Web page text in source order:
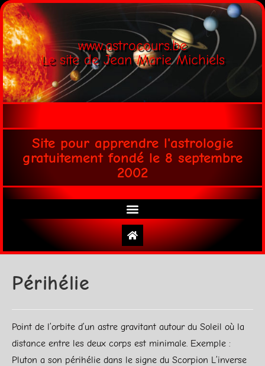
www.astrocours.be
Le site de Jean Marie Michiels
Site pour apprendre l'astrologie
gratuitement fondé le 8 septembre
2002
Périhélie
Point de l’orbite d’un astre gravitant autour du Soleil où la
distance entre les deux corps est minimale. Exemple :
Pluton a son périhélie dans le signe du Scorpion L’inverse